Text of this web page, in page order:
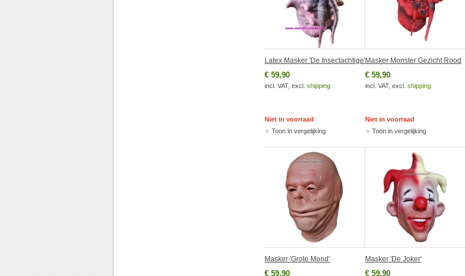
Latex Masker 'De Insectachtige'
€ 59,90
incl. VAT, excl. shipping
Niet in voorraad
Toon in vergelijking
Masker Monster Gezicht Rood
€ 59,90
incl. VAT, excl. shipping
Niet in voorraad
Toon in vergelijking
Masker 'Grote Mond'
€ 59,90
Masker 'De Joker'
€ 59,90